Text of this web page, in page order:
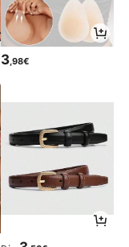
3,98€